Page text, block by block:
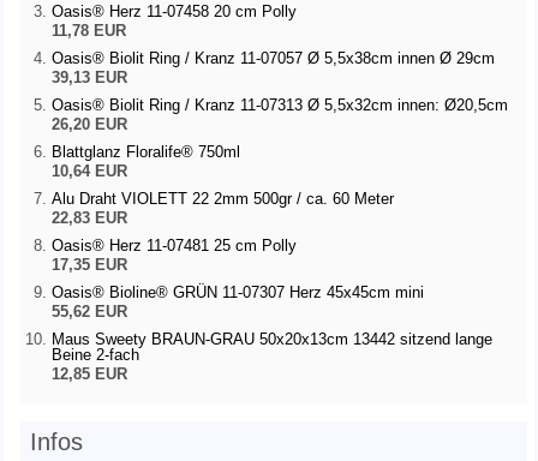
Oasis® Herz 11-07458 20 cm Polly
11,78 EUR
Oasis® Biolit Ring / Kranz 11-07057 Ø 5,5x38cm innen Ø 29cm
39,13 EUR
Oasis® Biolit Ring / Kranz 11-07313 Ø 5,5x32cm innen: Ø20,5cm
26,20 EUR
Blattglanz Floralife® 750ml
10,64 EUR
Alu Draht VIOLETT 22 2mm 500gr / ca. 60 Meter
22,83 EUR
Oasis® Herz 11-07481 25 cm Polly
17,35 EUR
Oasis® Bioline® GRÜN 11-07307 Herz 45x45cm mini
55,62 EUR
Maus Sweety BRAUN-GRAU 50x20x13cm 13442 sitzend lange
Beine 2-fach
12,85 EUR
Infos